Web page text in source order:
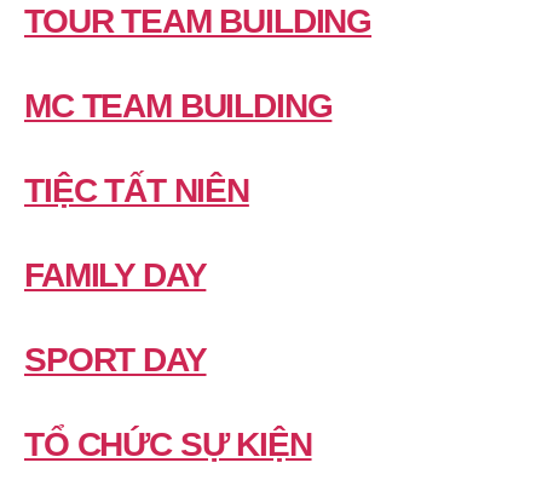
TOUR TEAM BUILDING
MC TEAM BUILDING
TIỆC TẤT NIÊN
FAMILY DAY
SPORT DAY
TỔ CHỨC SỰ KIỆN